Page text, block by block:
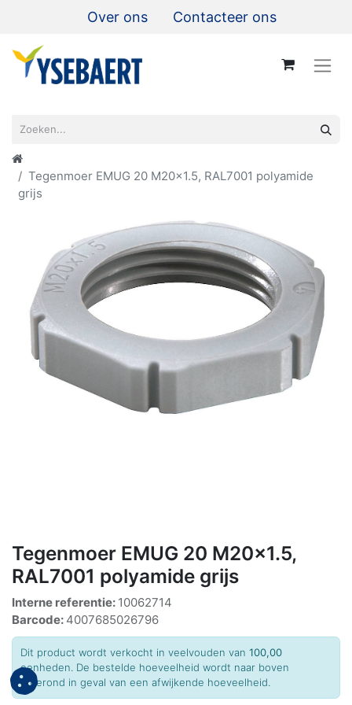
Over ons Contacteer ons
Tegenmoer EMUG 20 M20x1.5, RAL7001 polyamide
grijs
Tegenmoer EMUG 20 M20x1.5,
RAL7001 polyamide grijs
Interne referentie: 10062714
Barcode: 4007685026796
Dit product wordt verkocht in veelvouden van 100,00
eenheden. De bestelde hoeveelheid wordt naar boven
afgerond in geval van een afwijkende hoeveelheid.